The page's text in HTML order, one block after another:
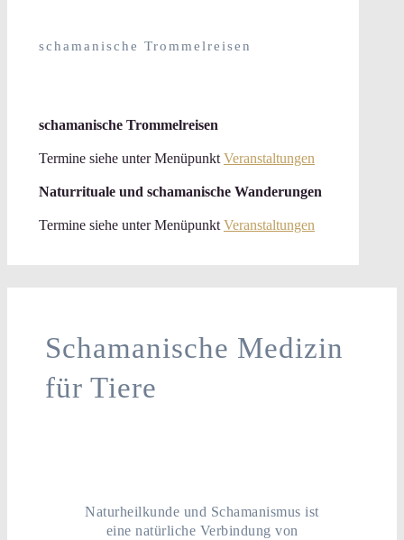
schamanische Trommelreisen
schamanische Trommelreisen
Termine siehe unter Menüpunkt Veranstaltungen
Naturrituale und schamanische Wanderungen
Termine siehe unter Menüpunkt Veranstaltungen
Schamanische Medizin
für Tiere
Naturheilkunde und Schamanismus ist
eine natürliche Verbindung von